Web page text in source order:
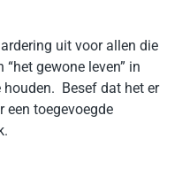
uit voor allen die
gewone leven” in
Besef dat het er
een toegevoegde